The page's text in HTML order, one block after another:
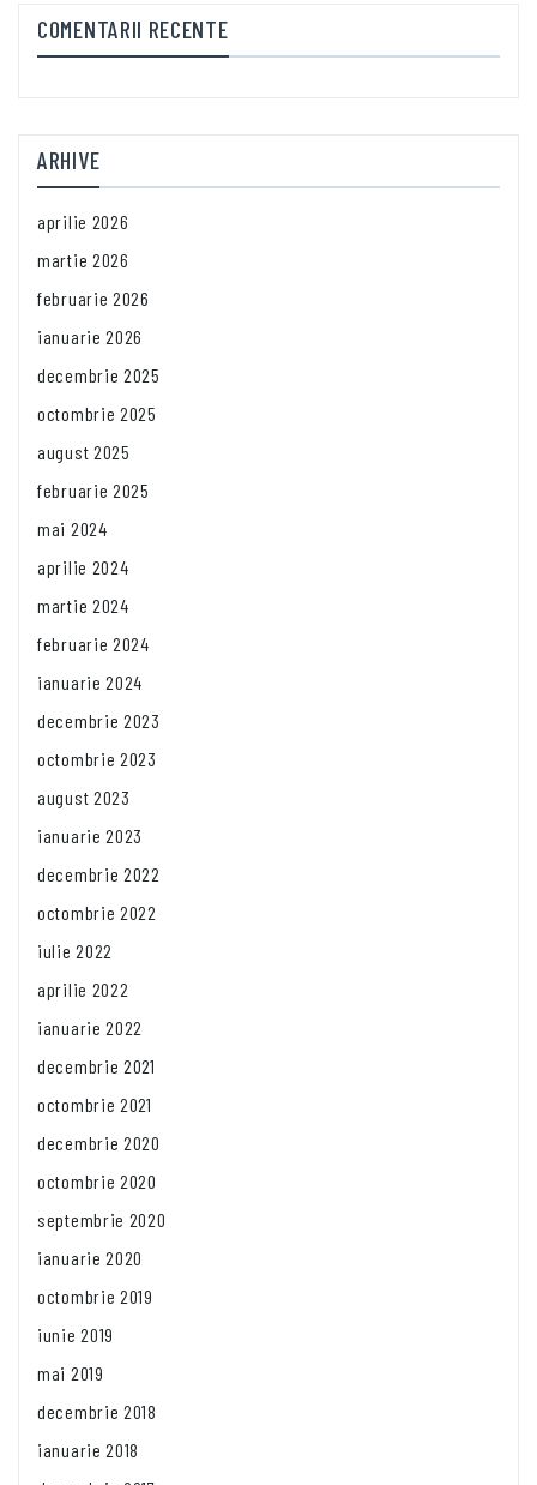
COMENTARII RECENTE
ARHIVE
aprilie 2026
martie 2026
februarie 2026
ianuarie 2026
decembrie 2025
octombrie 2025
august 2025
februarie 2025
mai 2024
aprilie 2024
martie 2024
februarie 2024
ianuarie 2024
decembrie 2023
octombrie 2023
august 2023
ianuarie 2023
decembrie 2022
octombrie 2022
iulie 2022
aprilie 2022
ianuarie 2022
decembrie 2021
octombrie 2021
decembrie 2020
octombrie 2020
septembrie 2020
ianuarie 2020
octombrie 2019
iunie 2019
mai 2019
decembrie 2018
ianuarie 2018